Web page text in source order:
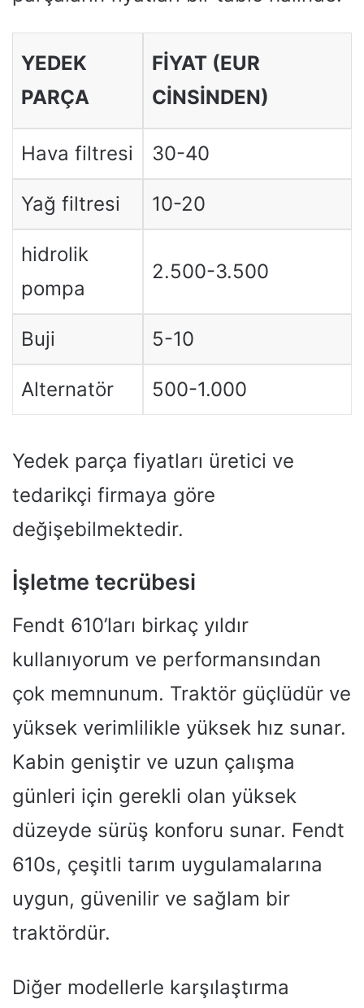
YEDEK
PARÇA
FIYAT (EUR
CINSINDEN)
Hava filtresi 30-40
Yağ filtresi 10-20
hidrolik
pompa
2.500-3.500
Buji 5-10
Alternatör 500-1.000
Yedek parça fiyatları üretici ve
tedarikçi firmaya göre
değişebilmektedir.
İşletme tecrübesi
Fendt 610’ları birkaç yıldır
kullanıyorum ve performansından
çok memnunum. Traktör güçlüdür ve
yüksek verimlilikle yüksek hız sunar.
Kabin geniştir ve uzun çalışma
günleri için gerekli olan yüksek
düzeyde sürüş konforu sunar. Fendt
610s, çeşitli tarım uygulamalarına
uygun, güvenilir ve sağlam bir
traktördür.
Diğer modellerle karşılaştırma